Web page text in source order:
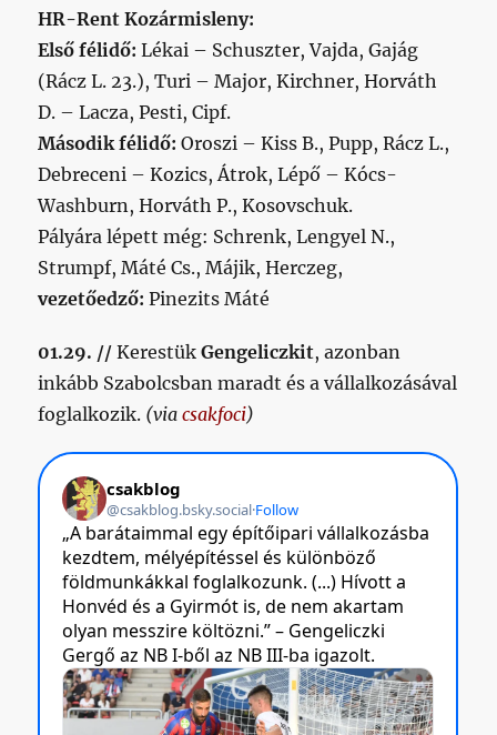
HR-Rent Kozármisleny:
Első félidő: Lékai – Schuszter, Vajda, Gajág
(Rácz L. 23.), Turi – Major, Kirchner, Horváth
D. – Lacza, Pesti, Cipf.
Második félidő: Oroszi – Kiss B., Pupp, Rácz L.,
Debreceni – Kozics, Átrok, Lépő – Kócs-
Washburn, Horváth P., Kosovschuk.
Pályára lépett még: Schrenk, Lengyel N.,
Strumpf, Máté Cs., Májik, Herczeg,
vezetőedző: Pinezits Máté
01.29. // KerestükGengeliczkit, azonban
inkább Szabolcsban maradt és a vállalkozásával
foglalkozik. (viacsakfoci)